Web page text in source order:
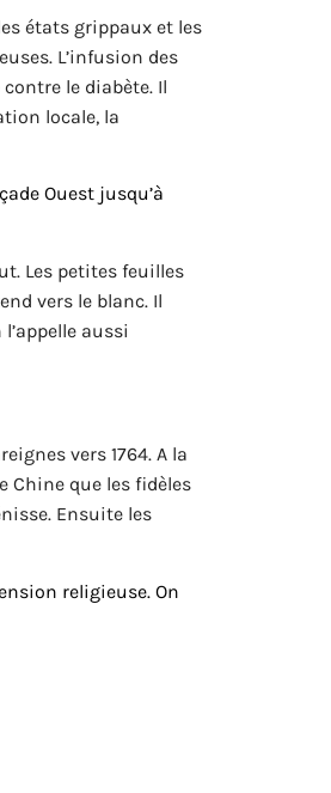
états grippaux et les
L’infusion des
le diabète. Il
locale, la
Ouest jusqu’à
Les petites feuilles
vers le blanc. Il
aussi
vers 1764. A la
Chine que les fidèles
Ensuite les
religieuse. On